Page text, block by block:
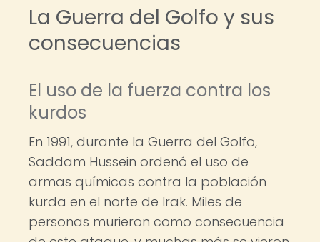
La Guerra del Golfo y sus
consecuencias
El uso de la fuerza contra los
kurdos
En 1991, durante la Guerra del Golfo,
Saddam Hussein ordenó el uso de
armas químicas contra la población
kurda en el norte de Irak. Miles de
personas murieron como consecuencia